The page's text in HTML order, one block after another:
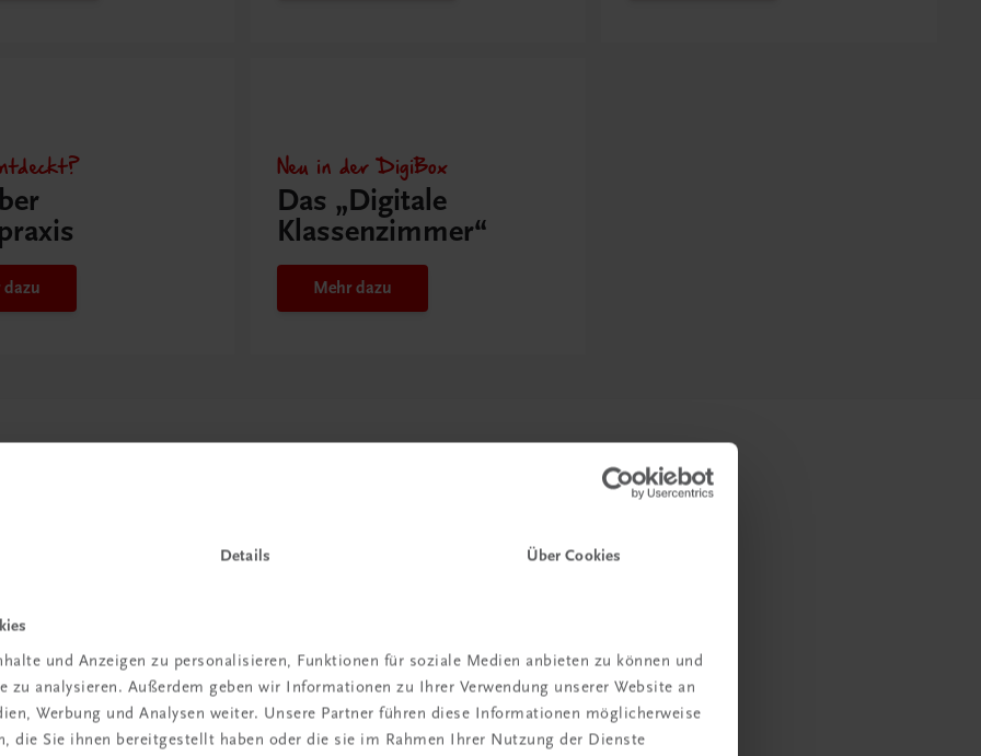
Details Über Cookies
und Anzeigen zu personalisieren, Funktionen für soziale Medien anbieten zu können und
zu analysieren. Außerdem geben wir Informationen zu Ihrer Verwendung unserer Website an
Werbung und Analysen weiter. Unsere Partner führen diese Informationen möglicherweise
die Sie ihnen bereitgestellt haben oder die sie im Rahmen Ihrer Nutzung der Dienste
dazu
Neu in der DigiBox
Das „Digitale
Klassenzimmer“
Mehr dazu
der